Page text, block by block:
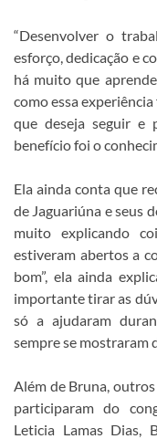
“Desenvolver o
esforço, dedicação e
há muito que
como essa
que deseja seguir e
benefício foi o
Ela ainda conta que
de Jaguariúna e seus
muito explicando
estiveram abertos a
bom”, ela ainda
importante tirar as
só a ajudaram
sempre se mostraram
Além de Bruna,
participaram do
Leticia Lamas Dias,